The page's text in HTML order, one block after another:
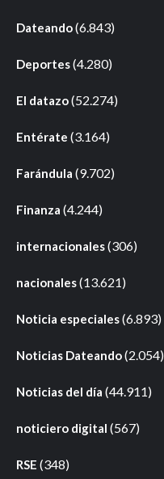
Dateando(6.843)
Deportes(4.280)
El datazo(52.274)
Entérate (3.164)
Farándula (9.702)
Finanza (4.244)
internacionales(306)
nacionales(13.621)
Noticia especiales(6.893)
Noticias Dateando(2.054)
Noticias del día (44.911)
noticiero digital (567)
RSE (348)